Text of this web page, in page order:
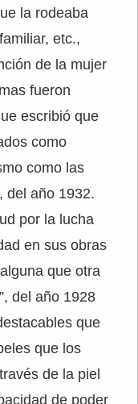
la rodeaba
etc.,
de la mujer
fueron
escribió que
como
como las
del año 1932.
por la lucha
en sus obras
que otra
del año 1928
que
que los
de la piel
de poder